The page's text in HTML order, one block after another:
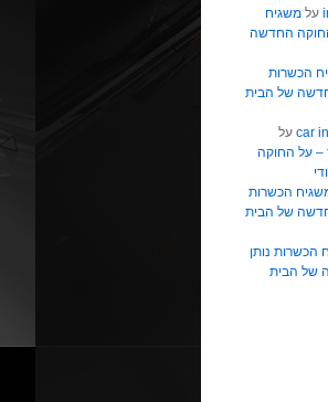
על משגיח
החוקה החדשה
הכשרות
של הבית
carעל
– על החוקה
הכשרות
של הבית
הכשרות נותן
של הבית